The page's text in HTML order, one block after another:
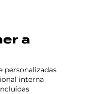
a
personalizadas
interna